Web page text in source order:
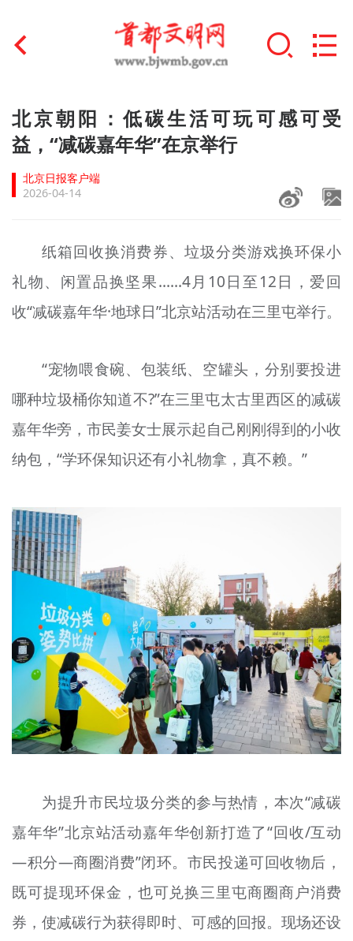
首页
文明创建
文明实践
未成年人思想道德建设
榜样人物
+
文明评论
北京宣传文化引导基金
宣传思想文化人才
资料库
北京朝阳：低碳生活可玩可感可受
益，“减碳嘉年华”在京举行
北京日报客户端
2026-04-14
纸箱回收换消费券、垃圾分类游戏换环保小
礼物、闲置品换坚果……4月10日至12日，爱回
收“减碳嘉年华·地球日”北京站活动在三里屯举行。
“宠物喂食碗、包装纸、空罐头，分别要投进
哪种垃圾桶你知道不?”在三里屯太古里西区的减碳
嘉年华旁，市民姜女士展示起自己刚刚得到的小收
纳包，“学环保知识还有小礼物拿，真不赖。”
为提升市民垃圾分类的参与热情，本次“减碳
嘉年华”北京站活动嘉年华创新打造了“回收/互动
—积分—商圈消费”闭环。市民投递可回收物后，
既可提现环保金，也可兑换三里屯商圈商户消费
券，使减碳行为获得即时、可感的回报。现场还设